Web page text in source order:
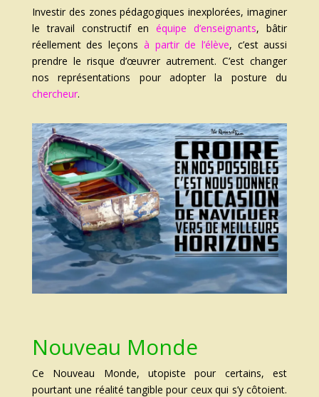
Investir des zones pédagogiques inexplorées, imaginer
le travail constructif enéquipe d’enseignants, bâtir
réellement des leçons à partir de l’élève, c’est aussi
prendre le risque d’œuvrer autrement. C’est changer
nos représentations pour adopter la posture du
chercheur.
Nouveau Monde
Ce Nouveau Monde, utopiste pour certains, est
pourtant une réalité tangible pour ceux qui s’y côtoient.